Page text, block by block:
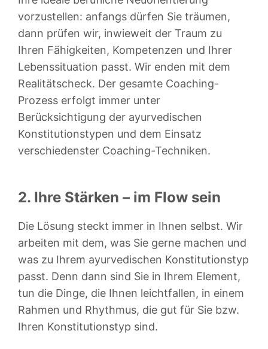
vorzustellen: anfangs dürfen Sie träumen,
dann prüfen wir, inwieweit der Traum zu
Ihren Fähigkeiten, Kompetenzen und Ihrer
Lebenssituation passt. Wir enden mit dem
Realitätscheck. Der gesamte Coaching-
Prozess erfolgt immer unter
Berücksichtigung der ayurvedischen
Konstitutionstypen und dem Einsatz
verschiedenster Coaching-Techniken.
2. Ihre Stärken – im Flow sein
Die Lösung steckt immer in Ihnen selbst. Wir
arbeiten mit dem, was Sie gerne machen und
was zu Ihrem ayurvedischen Konstitutionstyp
passt. Denn dann sind Sie in Ihrem Element,
tun die Dinge, die Ihnen leichtfallen, in einem
Rahmen und Rhythmus, die gut für Sie bzw.
Ihren Konstitutionstyp sind.